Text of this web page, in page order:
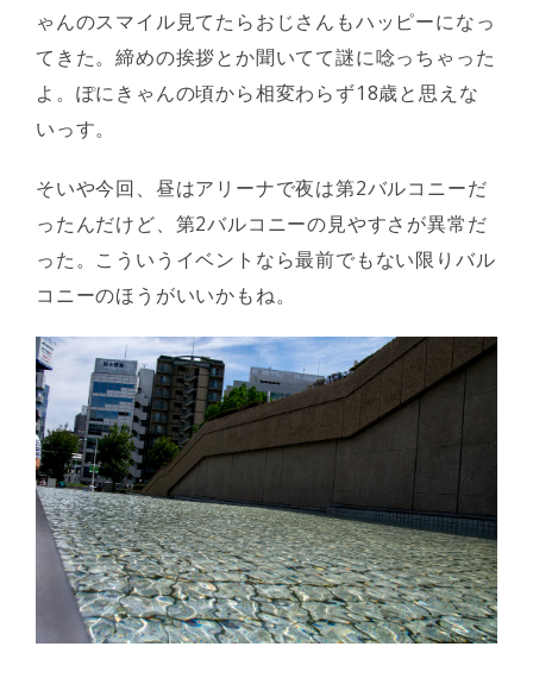
ゃんのスマイル見てたらおじさんもハッピーになっ
てきた。締めの挨拶とか聞いてて謎に唸っちゃった
よ。ぽにきゃんの頃から相変わらず18歳と思えな
いっす。
そいや今回、昼はアリーナで夜は第2バルコニーだ
ったんだけど、第2バルコニーの見やすさが異常だ
った。こういうイベントなら最前でもない限りバル
コニーのほうがいいかもね。